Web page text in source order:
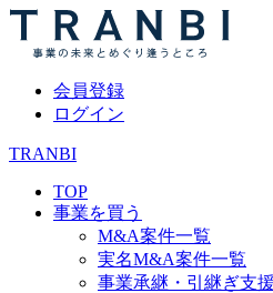
会員登録
ログイン
TRANBI
TOP
事業を買う
M&A案件一覧
実名M&A案件一覧
事業承継・引継ぎ支